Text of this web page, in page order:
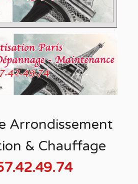
Arrondissement
& Chauffage